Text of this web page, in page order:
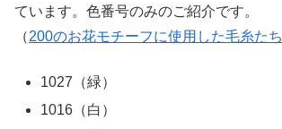
ています。色番号のみのご紹介です。
（200のお花モチーフに使用した毛糸たち
1027（緑）
1016（白）